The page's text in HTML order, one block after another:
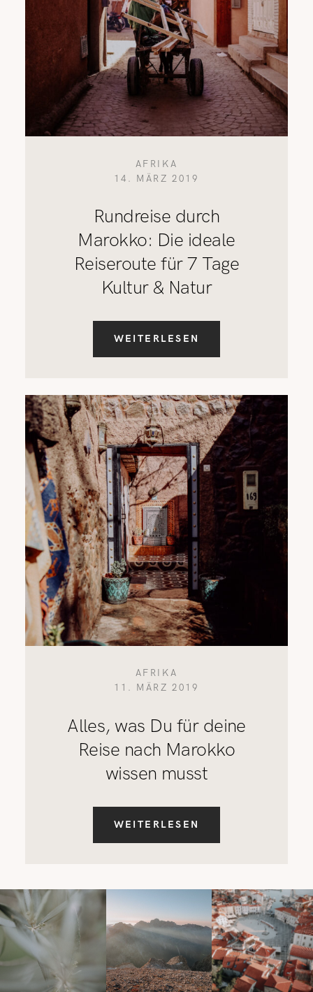
AFRIKA
14. MÄRZ 2019
Rundreise durch
Marokko: Die ideale
Reiseroute für 7 Tage
Kultur & Natur
WEITERLESEN
AFRIKA
11. MÄRZ 2019
Alles, was Du für deine
Reise nach Marokko
wissen musst
WEITERLESEN